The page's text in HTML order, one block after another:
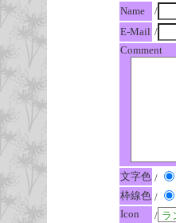
Name
/
E-Mail /
Comment
文字色 /
枠線色 /
Icon
/